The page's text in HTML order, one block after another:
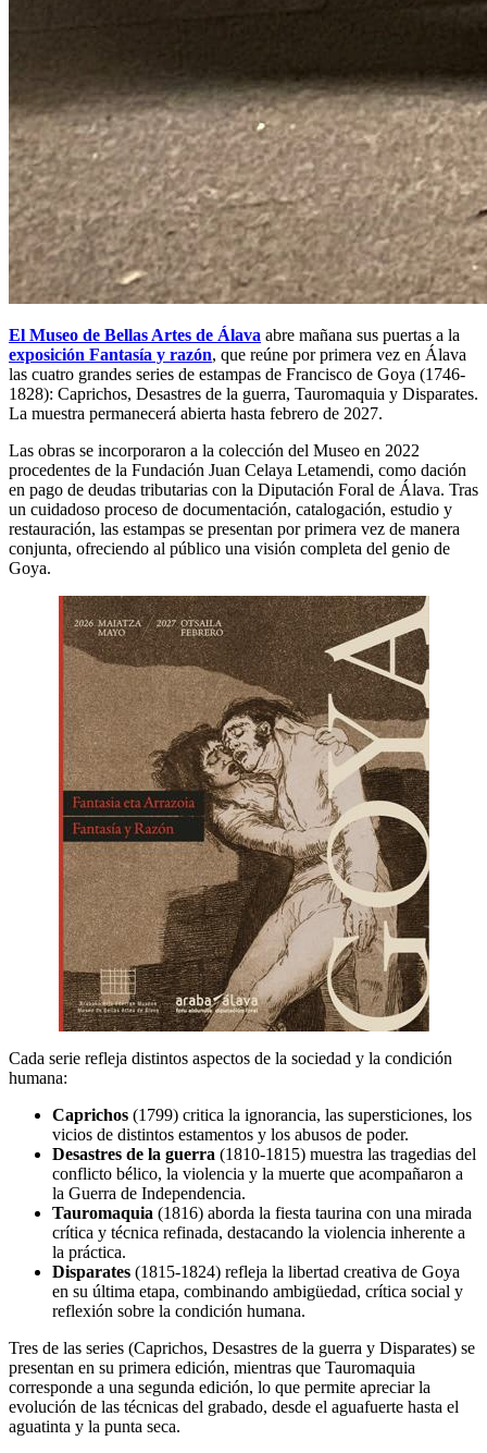
El Museo de Bellas Artes de Álava abre mañana sus puertas a la
exposición Fantasía y razón, que reúne por primera vez en Álava
las cuatro grandes series de estampas de Francisco de Goya (1746-
1828): Caprichos, Desastres de la guerra, Tauromaquia y Disparates.
La muestra permanecerá abierta hasta febrero de 2027.
Las obras se incorporaron a la colección del Museo en 2022
procedentes de la Fundación Juan Celaya Letamendi, como dación
en pago de deudas tributarias con la Diputación Foral de Álava. Tras
un cuidadoso proceso de documentación, catalogación, estudio y
restauración, las estampas se presentan por primera vez de manera
conjunta, ofreciendo al público una visión completa del genio de
Goya.
Cada serie refleja distintos aspectos de la sociedad y la condición
humana:
Caprichos (1799) critica la ignorancia, las supersticiones, los
vicios de distintos estamentos y los abusos de poder.
Desastres de la guerra (1810-1815) muestra las tragedias del
conflicto bélico, la violencia y la muerte que acompañaron a
la Guerra de Independencia.
Tauromaquia (1816) aborda la fiesta taurina con una mirada
crítica y técnica refinada, destacando la violencia inherente a
la práctica.
Disparates (1815-1824) refleja la libertad creativa de Goya
en su última etapa, combinando ambigüedad, crítica social y
reflexión sobre la condición humana.
Tres de las series (Caprichos, Desastres de la guerra y Disparates) se
presentan en su primera edición, mientras que Tauromaquia
corresponde a una segunda edición, lo que permite apreciar la
evolución de las técnicas del grabado, desde el aguafuerte hasta el
aguatinta y la punta seca.